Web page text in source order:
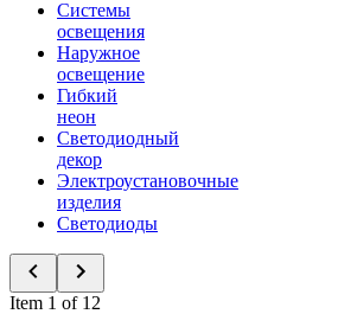
Системы
освещения
Наружное
освещение
Гибкий
неон
Светодиодный
декор
Электроустановочные
изделия
Светодиоды
Item 1 of 12